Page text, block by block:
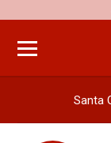
Santa